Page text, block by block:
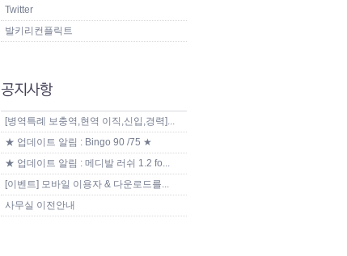
Twitter
발키리컨플릭트
[병역특례 보충역,현역 이직,신입,경력]...
★ 업데이트 알림 : Bingo 90 /75 ★
★ 업데이트 알림 : 메디발 러쉬 1.2 fo...
[이벤트] 모바일 이용자 & 다운로드를...
사무실 이전안내